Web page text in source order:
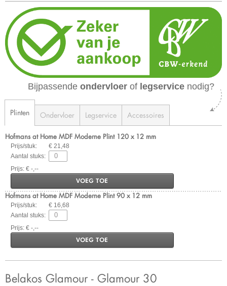
Bijpassende ondervloer of legservice nodig?
Plinten Ondervloer Legservice Accessoires
Hofmans at Home MDF Moderne Plint 120 x 12 mm
Prijs/stuk:
€ 21,48
Aantal stuks:
Prijs: € -,--
VOEG TOE
Hofmans at Home MDF Moderne Plint 90 x 12 mm
Prijs/stuk:
€ 16,68
Aantal stuks:
Prijs: € -,--
VOEG TOE
Belakos Glamour - Glamour 30